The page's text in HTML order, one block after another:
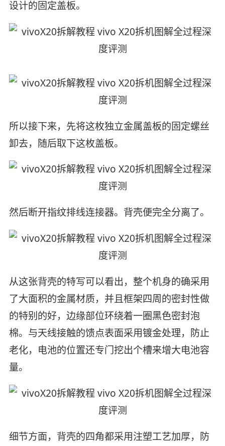
设计的固定盖板。
所以接下来，先将这枚独立金属盖板的固定螺丝
卸去，随后取下这枚盖板。
然后断开指纹排线连接器。背壳便完全分离了。
从这张背壳的特写可以看出，整个机身的确采用
了大面积的金属材质，并且框架四周的密封性做
的特别的好，边缘部位环绕着一圈黑色密封泡
棉。与天线接触的馈点表面采用镀金处理，防止
老化，电池的位置还专门挖出个槽来增大电池容
量。
细节方面，背壳的四角都采用注塑工艺加厚，防